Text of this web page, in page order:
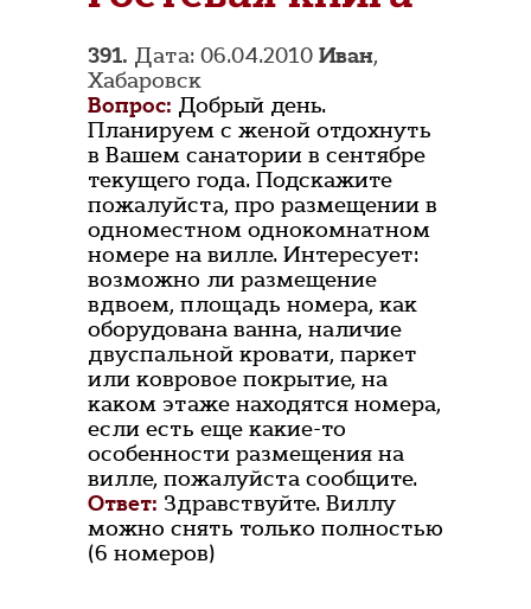
391. Дата: 06.04.2010 Иван,
Хабаровск
Вопрос: Добрый день.
Планируем с женой отдохнуть
в Вашем санатории в сентябре
текущего года. Подскажите
пожалуйста, про размещении в
одноместном однокомнатном
номере на вилле. Интересует:
возможно ли размещение
вдвоем, площадь номера, как
оборудована ванна, наличие
двуспальной кровати, паркет
или ковровое покрытие, на
каком этаже находятся номера,
если есть еще какие-то
особенности размещения на
вилле, пожалуйста сообщите.
Ответ: Здравствуйте. Виллу
можно снять только полностью
(6 номеров)